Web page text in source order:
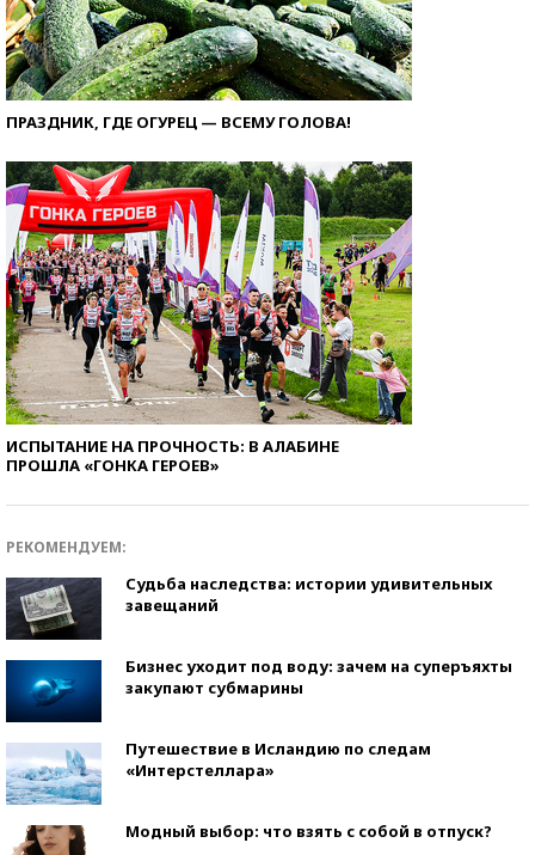
ПРАЗДНИК, ГДЕ ОГУРЕЦ — ВСЕМУ ГОЛОВА!
ИСПЫТАНИЕ НА ПРОЧНОСТЬ: В АЛАБИНЕ
ПРОШЛА «ГОНКА ГЕРОЕВ»
РЕКОМЕНДУЕМ:
Судьба наследства: истории удивительных
завещаний
Бизнес уходит под воду: зачем на суперъяхты
закупают субмарины
Путешествие в Исландию по следам
«Интерстеллара»
Модный выбор: что взять с собой в отпуск?